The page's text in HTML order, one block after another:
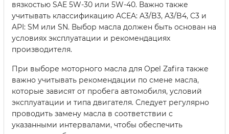
вязкостью SAE 5W-30 или 5W-40. Важно также
учитывать классификацию ACEA: A3/B3, A3/B4, C3 и
API: SM или SN. Выбор масла должен быть основан на
условиях эксплуатации и рекомендациях
производителя.
При выборе моторного масла для Opel Zafira также
важно учитывать рекомендации по смене масла,
которые зависят от пробега автомобиля, условий
эксплуатации и типа двигателя. Следует регулярно
проводить замену масла в соответствии с
указанными интервалами, чтобы обеспечить